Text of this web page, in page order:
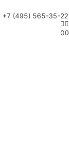
+7 (495) 565-35-22
00